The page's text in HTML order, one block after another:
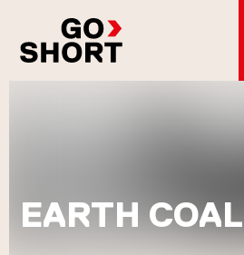
EARTH COAL